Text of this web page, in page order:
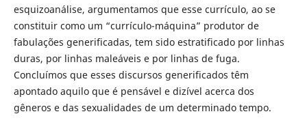
esquizoanálise, argumentamos que esse currículo, ao se
constituir como um “currículo-máquina” produtor de
fabulações generificadas, tem sido estratificado por linhas
duras, por linhas maleáveis e por linhas de fuga.
Concluímos que esses discursos generificados têm
apontado aquilo que é pensável e dizível acerca dos
gêneros e das sexualidades de um determinado tempo.